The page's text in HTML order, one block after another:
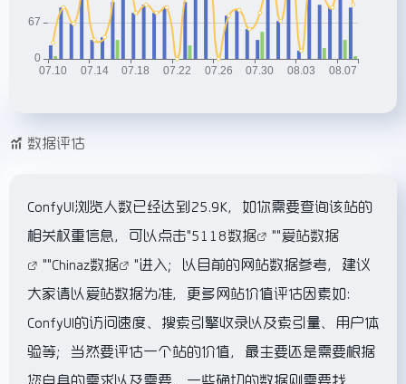
数据评估
ConfyUI浏览人数已经达到25.9K，如你需要查询该站的
相关权重信息，可以点击"5118数据 ""爱站数据
""Chinaz数据
"进入；以目前的网站数据参考，建议
大家请以爱站数据为准，更多网站价值评估因素如：
ConfyUI的访问速度、搜索引擎收录以及索引量、用户体
验等；当然要评估一个站的价值，最主要还是需要根据
您自身的需求以及需要，一些确切的数据则需要找